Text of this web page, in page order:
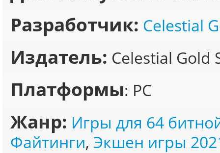
Разработчик: Celestial
Издатель: Celestial Gold
Платформы: PC
Жанр: Игры для 64
Файтинги, Экшен игры